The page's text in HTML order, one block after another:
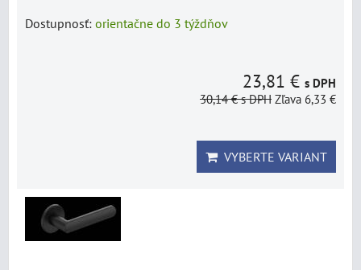
Dostupnosť: orientačne do 3 týždňov
23,81 € s DPH
30,14 €s DPH Zľava 6,33 €
VYBERTE VARIANT